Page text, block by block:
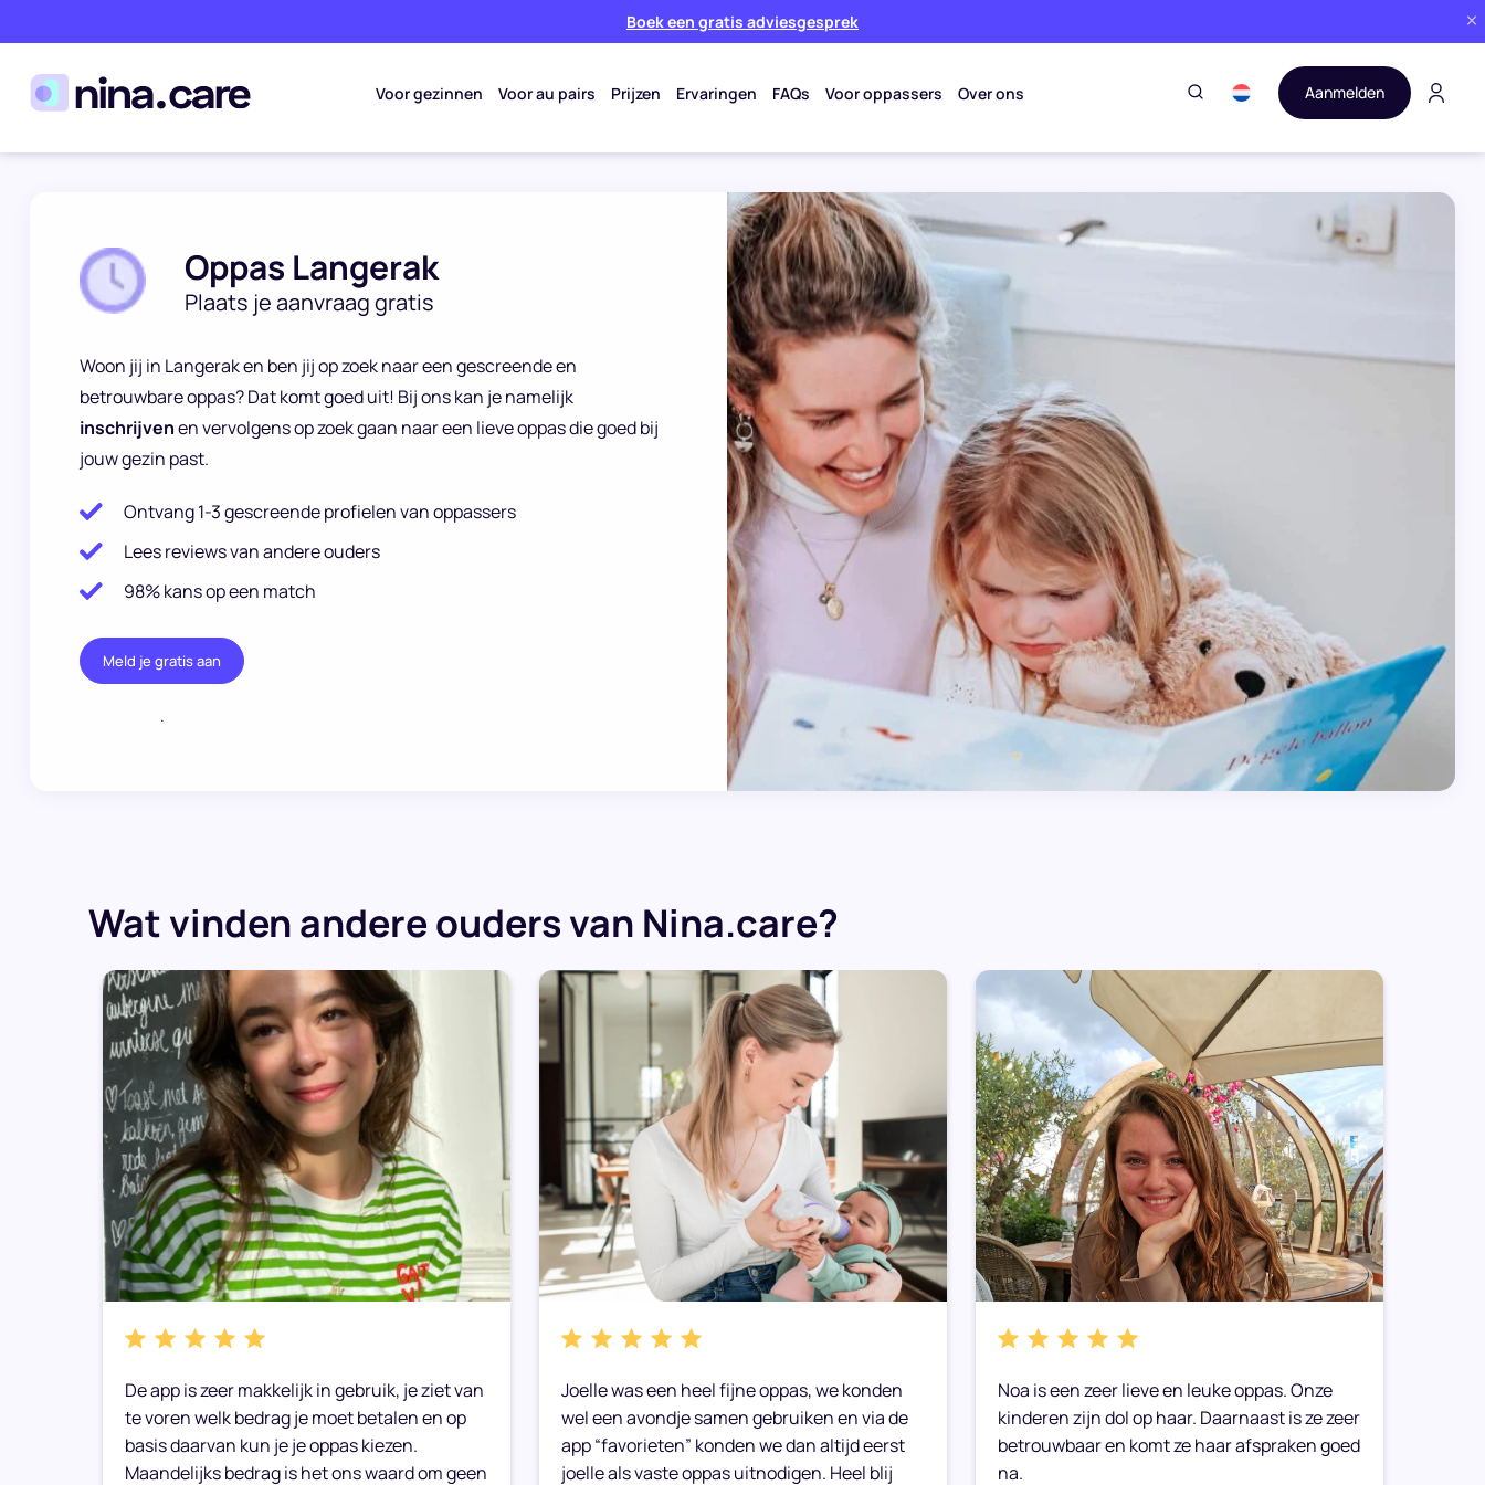
Boek een gratis adviesgesprek
Voor gezinnen Voor au pairs Prijzen Ervaringen FAQs Voor oppassers Over ons Aanmelden
Oppas Langerak
Plaats je aanvraag gratis
Woon jij in Langerak en ben jij op zoek naar een gescreende en
betrouwbare oppas? Dat komt goed uit! Bij ons kan je namelijk
inschrijvenen vervolgens op zoek gaan naar een lieve oppas die goed bij
jouw gezin past.
Ontvang 1-3 gescreende profielen van oppassers
Lees reviews van andere ouders
98% kans op een match
Meld je gratis aan
.
Wat vinden andere ouders van Nina.care?
De app is zeer makkelijk in gebruik, je ziet van
te voren welk bedrag je moet betalen en op
basis daarvan kun je je oppas kiezen.
Maandelijks bedrag is het ons waard om geen
Joelle was een heel fijne oppas, we konden
wel een avondje samen gebruiken en via de
app “favorieten” konden we dan altijd eerst
joelle als vaste oppas uitnodigen. Heel blij
Noa is een zeer lieve en leuke oppas. Onze
kinderen zijn dol op haar. Daarnaast is ze zeer
betrouwbaar en komt ze haar afspraken goed
na.